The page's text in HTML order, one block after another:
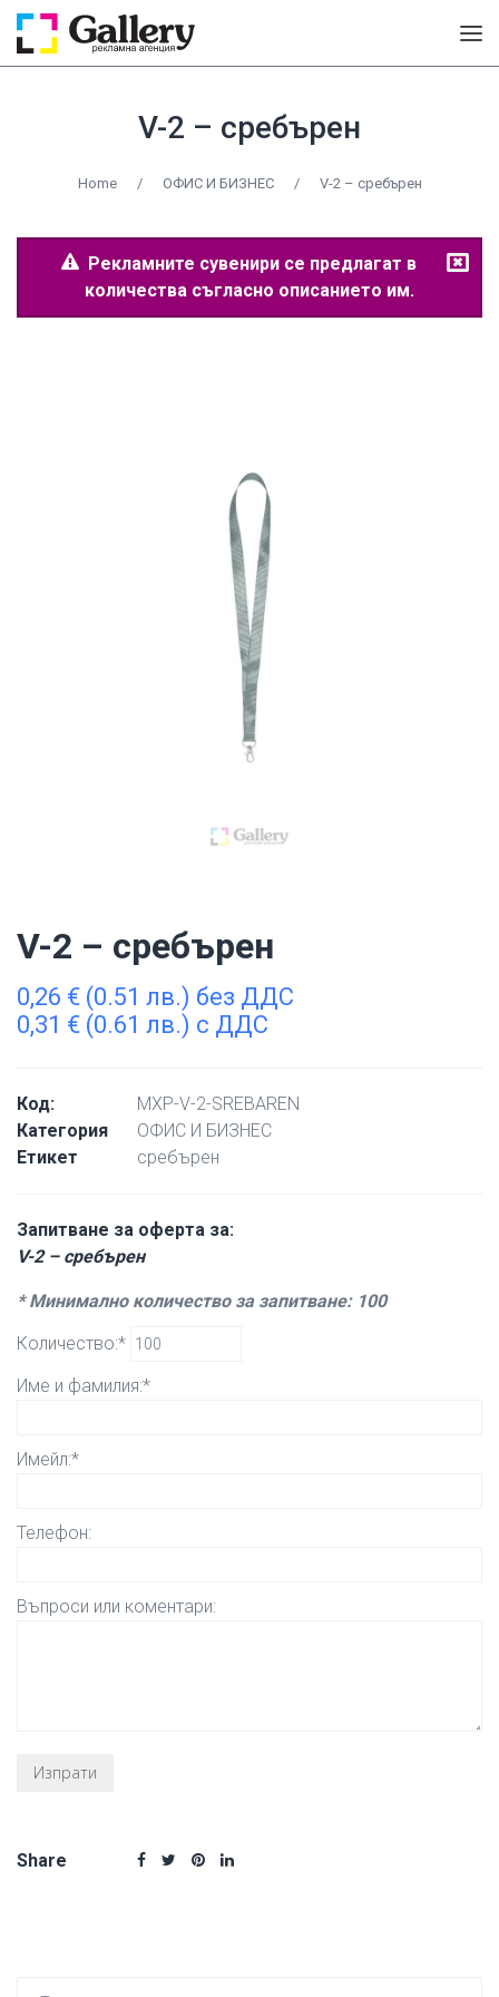
V-2 – сребърен
Home / ОФИС И БИЗНЕС / V-2 – сребърен
Рекламните сувенири се предлагат в
количества съгласно описанието им.
V-2 – сребърен
0,26 € (0.51 лв.) без ДДС
0,31 € (0.61 лв.) с ДДС
Код:
MXP-V-2-SREBAREN
Категория
ОФИС И БИЗНЕС
Етикет
сребърен
Запитване за оферта за:
V-2 – сребърен
* Минимално количество за запитване: 100
Количество:*
Име и фамилия:*
Имейл:*
Телефон:
Въпроси или коментари:
Share